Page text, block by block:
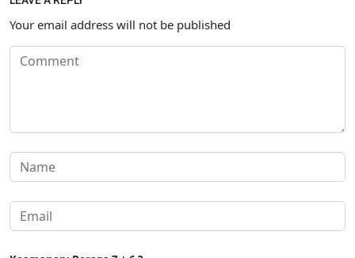
Your email address will not be published